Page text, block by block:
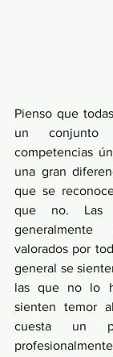
Pienso que
un conjunto
competencias
una gran
que se
que no.
valorados por
general se
las que no lo
sienten temor
cuesta un